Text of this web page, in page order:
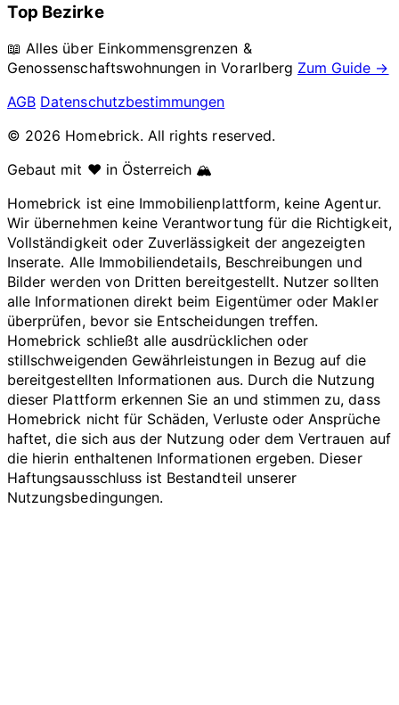
Top Bezirke
📖 Alles über Einkommensgrenzen &
Genossenschaftswohnungen inVorarlberg Zum Guide →
AGB Datenschutzbestimmungen
© 2026 Homebrick. All rights reserved.
Gebaut mit ❤️ in Österreich 🏔️
Homebrick ist eine Immobilienplattform, keine Agentur.
Wir übernehmen keine Verantwortung für die Richtigkeit,
Vollständigkeit oder Zuverlässigkeit der angezeigten
Inserate. Alle Immobiliendetails, Beschreibungen und
Bilder werden von Dritten bereitgestellt. Nutzer sollten
alle Informationen direkt beim Eigentümer oder Makler
überprüfen, bevor sie Entscheidungen treffen.
Homebrick schließt alle ausdrücklichen oder
stillschweigenden Gewährleistungen in Bezug auf die
bereitgestellten Informationen aus. Durch die Nutzung
dieser Plattform erkennen Sie an und stimmen zu, dass
Homebrick nicht für Schäden, Verluste oder Ansprüche
haftet, die sich aus der Nutzung oder dem Vertrauen auf
die hierin enthaltenen Informationen ergeben. Dieser
Haftungsausschluss ist Bestandteil unserer
Nutzungsbedingungen.